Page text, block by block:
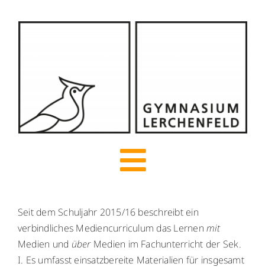
Inhalt
Toggle
Navigation
Start
Über uns
Seit dem Schuljahr 2015/16 beschreibt ein
verbindliches Mediencurriculum das Lernenmit
Medien und überMedien im Fachunterricht der Sek.
I. Es umfasst einsatzbereite Materialien für insgesamt